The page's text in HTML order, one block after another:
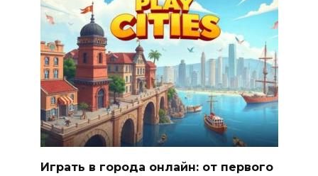
Играть в города онлайн: от первого